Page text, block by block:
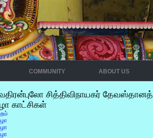
COMMUNITY ABOUT US
சித்திவிநாயகர் தேவஸ்தானத்
காட்சிகள்